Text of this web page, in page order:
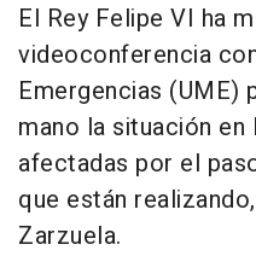
El Rey Felipe VI ha
videoconferencia
Emergencias (UME)
mano la situación en
afectadas por el
que están
Zarzuela.